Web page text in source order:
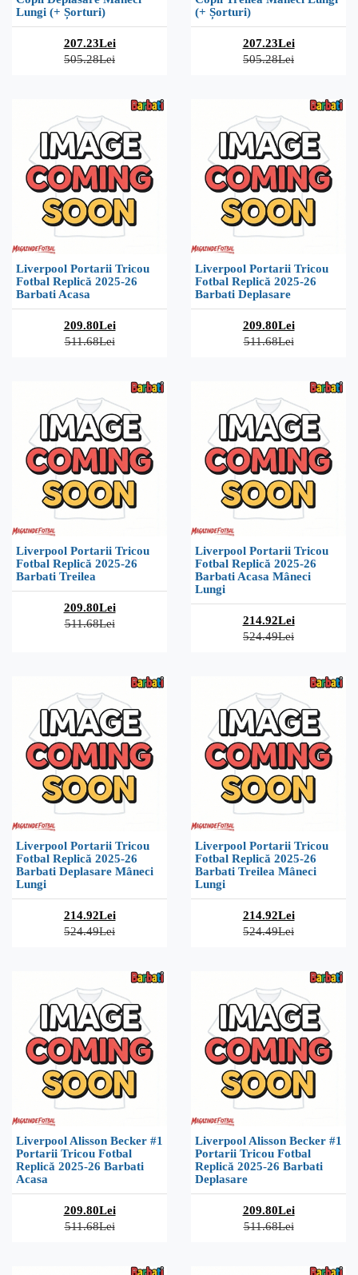
Lungi (+ Șorturi)
207.23Lei
505.28Lei
(+ Șorturi)
207.23Lei
505.28Lei
Liverpool Portarii Tricou
Fotbal Replică 2025-26
Barbati Acasa
209.80Lei
511.68Lei
Liverpool Portarii Tricou
Fotbal Replică 2025-26
Barbati Deplasare
209.80Lei
511.68Lei
Liverpool Portarii Tricou
Fotbal Replică 2025-26
Barbati Treilea
209.80Lei
511.68Lei
Liverpool Portarii Tricou
Fotbal Replică 2025-26
Barbati Acasa Mâneci
Lungi
214.92Lei
524.49Lei
Liverpool Portarii Tricou
Fotbal Replică 2025-26
Barbati Deplasare Mâneci
Lungi
214.92Lei
524.49Lei
Liverpool Portarii Tricou
Fotbal Replică 2025-26
Barbati Treilea Mâneci
Lungi
214.92Lei
524.49Lei
Liverpool Alisson Becker #1
Portarii Tricou Fotbal
Replică 2025-26 Barbati
Acasa
209.80Lei
511.68Lei
Liverpool Alisson Becker #1
Portarii Tricou Fotbal
Replică 2025-26 Barbati
Deplasare
209.80Lei
511.68Lei